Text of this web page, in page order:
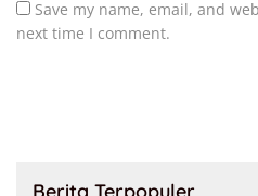
Save my name, email, and
next time I comment.
Berita Terpopuler